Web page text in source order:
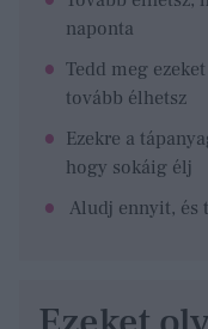
naponta
Tedd meg
tovább élhetsz
Ezekre a
hogy sokáig élj
Aludj ennyit, és